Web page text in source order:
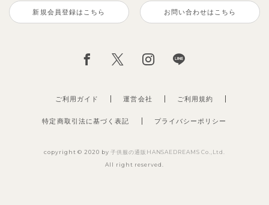
新規会員登録はこちら お問い合わせはこちら
ご利用ガイド 運営会社
特定商取引法に基づく表記 プライバシーポリシー
ご利用規約
copyright © 2020 by子供服の通販HANSAEDREAMS Co.,Ltd.
All right reserved.